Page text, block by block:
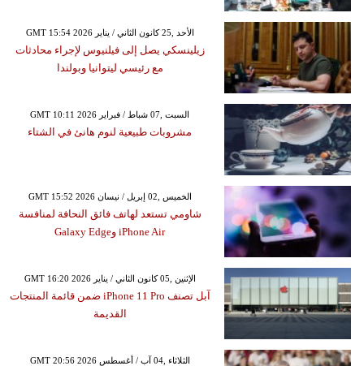
GMT 15:54 2026 الأحد ,25 كانون الثاني / يناير
زيلينسكي يصل إلى فيلنيوس لإجراء محادثات
مع رئيسي ليتوانيا وبولندا
GMT 10:11 2026 السبت ,07 شباط / فبراير
مشروبات طبيعية لنوم هانئ في الشتاء
GMT 15:52 2026 الخميس ,02 إبريل / نيسان
شاومي تستعد لهاتف فائق النحافة لمنافسة
iPhone Air وGalaxy Edge
GMT 16:20 2026 الإثنين ,05 كانون الثاني / يناير
آبل تصنف iPhone 11 Pro ضمن قائمة المنتجات
القديمة
GMT 20:56 2026 الثلاثاء ,04 آب / أغسطس